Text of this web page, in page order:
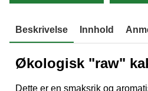
Beskrivelse Innhold
Økologisk "raw"
Dette er en smaksrik og